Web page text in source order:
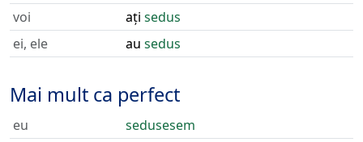
voi
ați sedus
ei, ele
au sedus
Mai mult ca perfect
eu
sedusesem